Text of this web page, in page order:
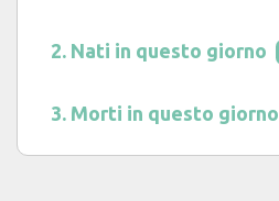
Nati in questo giorno
Morti in questo giorno